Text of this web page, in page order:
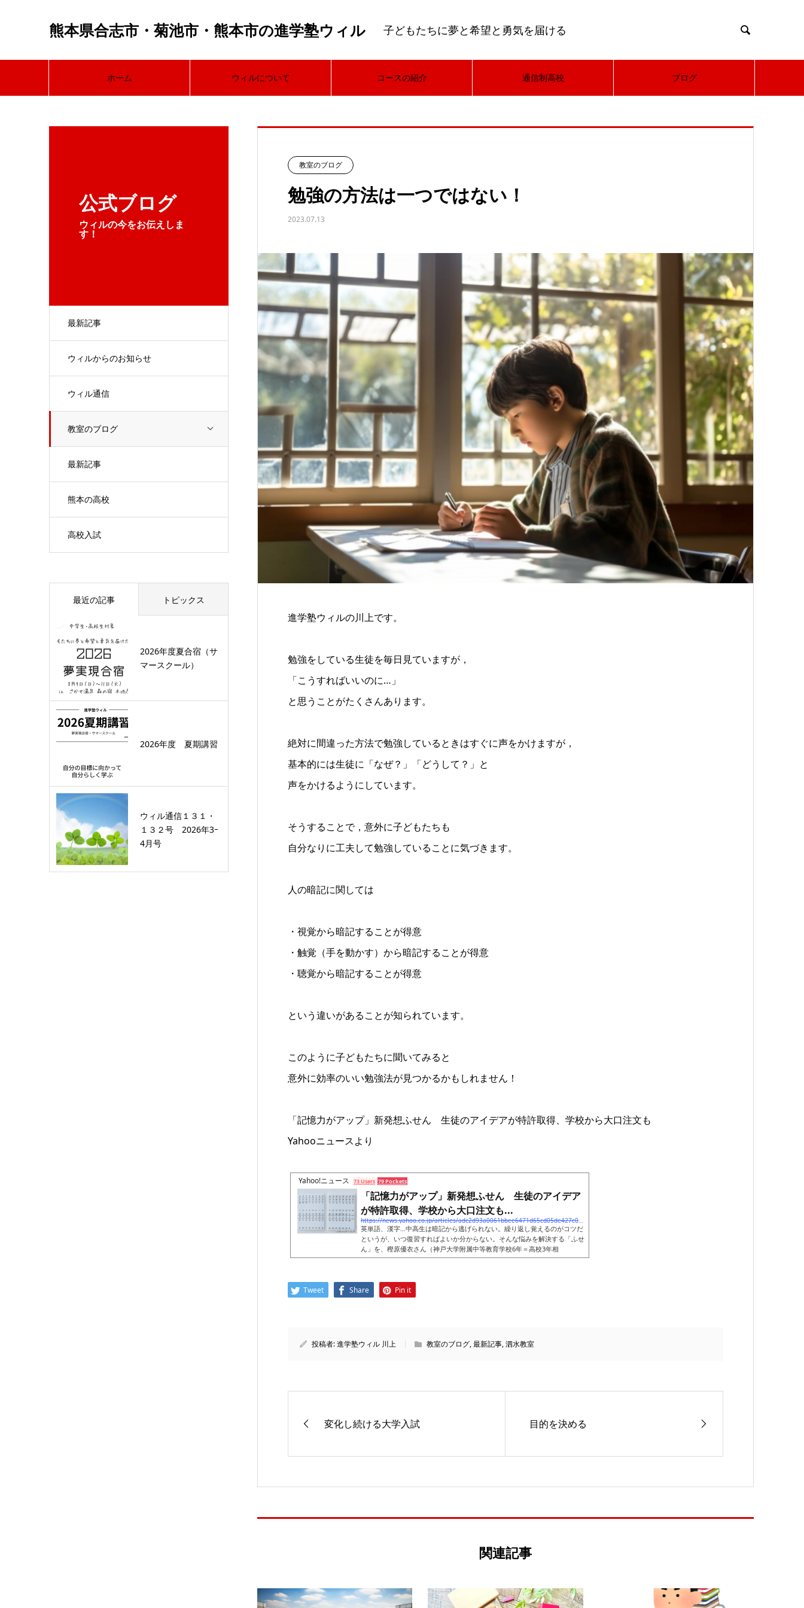
熊本県合志市・菊池市・熊本市の進学塾ウィル 子どもたちに夢と希望と勇気を届ける 
ホーム ウィルについて コースの紹介 通信制高校 ブログ
公式ブログ
ウィルの今をお伝えしま
す！
最新記事
ウィルからのお知らせ
ウィル通信
教室のブログ
最新記事
熊本の高校
高校入試
教室のブログ
勉強の方法は一つではない！
2023.07.13
進学塾ウィルの川上です。
勉強をしている生徒を毎日見ていますが，
「こうすればいいのに…」
と思うことがたくさんあります。
絶対に間違った方法で勉強しているときはすぐに声をかけますが，
基本的には生徒に「なぜ？」「どうして？」と
声をかけるようにしています。
そうすることで，意外に子どもたちも
自分なりに工夫して勉強していることに気づきます。
人の暗記に関しては
・視覚から暗記することが得意
・触覚（手を動かす）から暗記することが得意
・聴覚から暗記することが得意
という違いがあることが知られています。
このように子どもたちに聞いてみると
意外に効率のいい勉強法が見つかるかもしれません！
「記憶力がアップ」新発想ふせん 生徒のアイデアが特許取得、学校から大口注文も
Yahooニュースより
Yahoo!ニュース 73 Users 79 Pockets
「記憶力がアップ」新発想ふせん 生徒のアイデア
が特許取得、学校から大口注文も...
https://news.yahoo.co.jp/articles/adc2d93a0061bbee6471d65cd05de427c016849c
英単語、漢字…中高生は暗記から逃げられない。繰り返し覚えるのがコツだ
というが、いつ復習すればよいか分からない。そんな悩みを解決する「ふせ
ん」を、樫原優衣さん（神戸大学附属中等教育学校6年＝高校3年相
Tweet Share Pin it
投稿者:進学塾ウィル 川上 教室のブログ,最新記事,泗水教室
変化し続ける大学入試 目的を決める
関連記事
最近の記事 トピックス
2026年度夏合宿（サ
マースクール）
2026年度 夏期講習
ウィル通信１３１・
１３２号 2026年3ｰ
4月号